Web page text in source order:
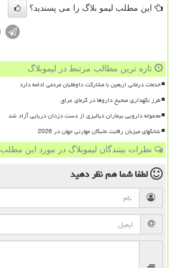
این مطلب لیمو بلاگ را می پسندید؟
تازه ترین مطالب مرتبط در لیموبلاگ
خدمات درمانی اربعین با مشارکت داوطلبان مردمی ادامه دارد
طرز نگهداری صحیح داروها در گرمای عراق
محموله دارویی بیماران دیالیزی از دست دزدان دریایی آزاد شد
شانگهای میزبان رقابت نخبگان مهارتی جهان در 2026
نظرات بینندگان لیموبلاگ در مورد این مطلب
لطفا شما همنظر دهید